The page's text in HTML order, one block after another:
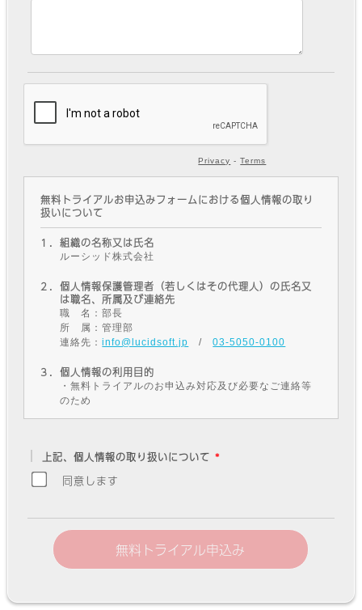
Privacy -Terms
無料トライアルお申込みフォームにおける個人情報の取り
扱いについて
１．組織の名称又は氏名
ルーシッド株式会社
２．個人情報保護管理者（若しくはその代理人）の氏名又
は職名、所属及び連絡先
職 名：部長
所 属：管理部
連絡先：info@lucidsoft.jp /03-5050-0100
３．個人情報の利用目的
・無料トライアルのお申込み対応及び必要なご連絡等
のため
る場合があります。その際、弊社は、個人情報を適切
に保護できる管理体制を敷き実行していることを条件
として委託先を厳選したうえで、機密保持契約を委託
す。
５．個人情報の開示等の請求
お客様は、ご自身の個人情報の開示等（利用目的の通
開示を弊社個人情報問合せ窓口に請求することができ
上記、個人情報の取り扱いについて
同意します